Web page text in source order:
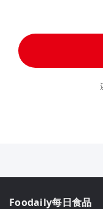
Foodaily每日食品